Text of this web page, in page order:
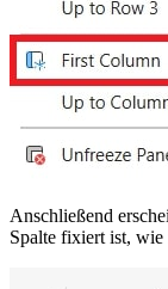
Anschließend
Spalte fixiert ist, wie